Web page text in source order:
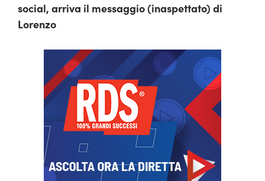
social, arriva il messaggio (inaspettato) di
Lorenzo